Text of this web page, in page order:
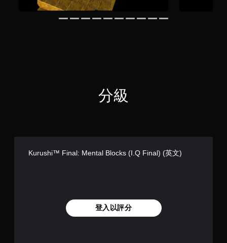
分級
Kurushi™ Final: Mental Blocks (I.Q Final) (英文)
登入以評分